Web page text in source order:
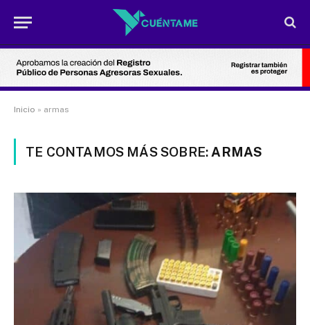
Inicio » armas
TE CONTAMOS MÁS SOBRE: ARMAS